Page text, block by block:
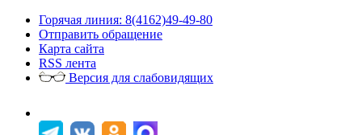
Горячая линия: 8(4162)49-49-80
Отправить обращение
Карта сайта
RSS лента
Версия для слабовидящих